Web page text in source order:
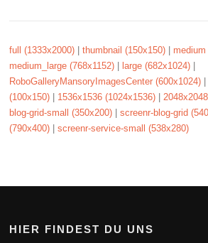
full (1333x2000) |thumbnail (150x150)
medium_large (768x1152)
large (682x1024)
RoboGalleryMansoryImagesCenter (600x1024)
(100x150)
1536x1536 (1024x1536) |
blog-grid-small (350x200) |screenr-blog-grid
(790x400) |screenr-service-small (538x280)
HIER FINDEST DU UNS